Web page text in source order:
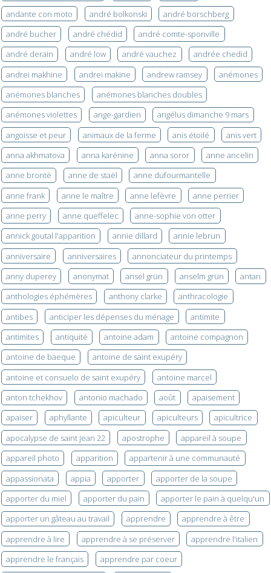
andante con moto
andré bolkonski
andré borschberg
andré bucher
andré chédid
andré comte-sponville
andré derain
andré low andré vauchez
andrée chedid
andrei makhine
andrei makine andrew ramsey
anémones
anémones blanches
anémones blanches doubles
anémones violettes
ange-gardien
angélus dimanche 9 mars
angoisse et peur
animaux de la ferme anis étoilé
anis vert
anna akhmatova
anna karénine anna soror
anne ancelin
anne brontë
anne de staël
anne dufourmantelle
anne frank
anne le maître anne lefèvre
anne perrier
anne perry
anne queffelec
anne-sophie von otter
annick goutal l'apparition
annie dillard
annie lebrun
anniversaire
anniversaires
annonciateur du printemps
anny duperey
anonymat ansel grün anselm grün
antan
anthologies éphémères
anthony clarke
anthracologie
antibes
anticiper les dépenses du ménage
antimite
antimites
antiquité antoine adam
antoine compagnon
antoine de baeque
antoine de saint exupéry
antoine et consuelo de saint exupéry
antoine marcel
anton tchekhov
antonio machado août
apaisement
apaiser
aphyllante apiculteur apiculteurs
apicultrice
apocalypse de saint jean 22
apostrophe
appareil à soupe
appareil photo
apparition
appartenir à une communauté
appassionata
appia apporter
apporter de la soupe
apporter du miel
apporter du pain
apporter le pain à quelqu'un
apporter un gâteau au travail
apprendre
apprendre à être
apprendre à lire
apprendre à se préserver
apprendre l'italien
apprendre le français
apprendre par coeur